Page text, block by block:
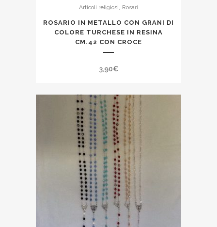
Articoli religiosi Rosari
ROSARIO IN METALLO CON GRANI DI
COLORE TURCHESE IN RESINA
CM.42 CON CROCE
3,90€